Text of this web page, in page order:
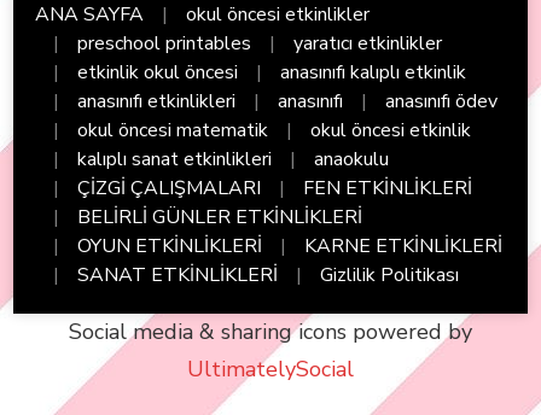
ANA SAYFA
okul öncesi etkinlikler
preschool printables
yaratıcı etkinlikler
etkinlik okul öncesi
anasınıfı kalıplı etkinlik
anasınıfı etkinlikleri
anasınıfı
anasınıfı ödev
okul öncesi matematik
okul öncesi etkinlik
kalıplı sanat etkinlikleri
anaokulu
ÇİZGİ ÇALIŞMALARI
FEN ETKİNLİKLERİ
BELİRLİ GÜNLER ETKİNLİKLERİ
OYUN ETKİNLİKLERİ
KARNE ETKİNLİKLERİ
SANAT ETKİNLİKLERİ
Gizlilik Politikası
Social media & sharing icons powered by
UltimatelySocial